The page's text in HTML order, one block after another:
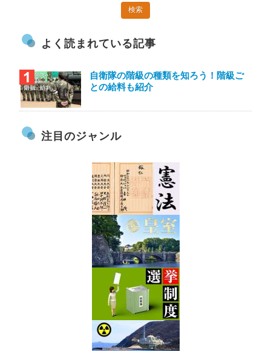
よく読まれている記事
自衛隊の階級の種類を知ろう！階級ご
との給料も紹介
注目のジャンル